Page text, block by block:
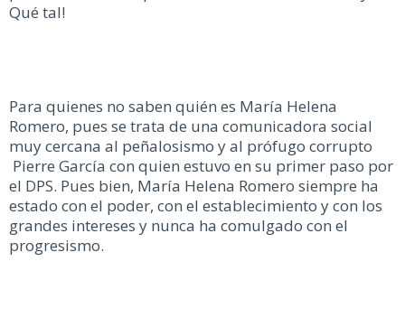
Qué tal!
Para quienes no saben quién es María Helena
Romero, pues se trata de una comunicadora social
muy cercana al peñalosismo y al prófugo corrupto
Pierre García con quien estuvo en su primer paso por
el DPS. Pues bien, María Helena Romero siempre ha
estado con el poder, con el establecimiento y con los
grandes intereses y nunca ha comulgado con el
progresismo.